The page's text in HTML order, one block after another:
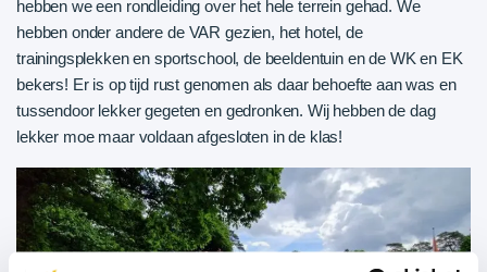
hebben we een rondleiding over het hele terrein gehad. We
hebben onder andere de VAR gezien, het hotel, de
trainingsplekken en sportschool, de beeldentuin en de WK en EK
bekers! Er is op tijd rust genomen als daar behoefte aan was en
tussendoor lekker gegeten en gedronken. Wij hebben de dag
lekker moe maar voldaan afgesloten in de klas!